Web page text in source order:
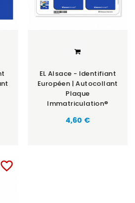
EL Alsace - Identifiant
Européen | Autocollant
Plaque
Immatriculation®
Prix
4,60 €
favorite_border